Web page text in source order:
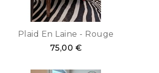
Plaid En Laine - Rouge
75,00 €